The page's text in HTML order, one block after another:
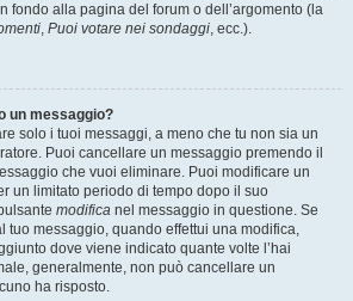
fondo alla pagina del forum o dell’argomento (la
, Puoi votare nei sondaggi, ecc.).
un messaggio?
solo i tuoi messaggi, a meno che tu non sia un
Puoi cancellare un messaggio premendo il
che vuoi eliminare. Puoi modificare un
un limitato periodo di tempo dopo il suo
modifica nel messaggio in questione. Se
tuo messaggio, quando effettui una modifica,
dove viene indicato quante volte l’hai
generalmente, non può cancellare un
ha risposto.